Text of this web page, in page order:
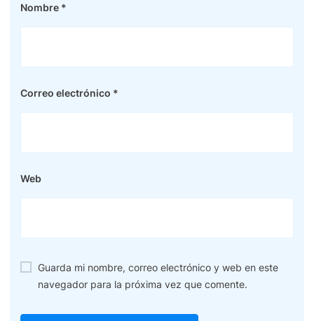
Nombre *
Correo electrónico *
Web
Guarda mi nombre, correo electrónico y web en este
navegador para la próxima vez que comente.